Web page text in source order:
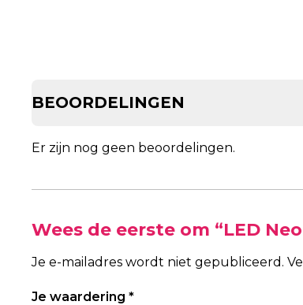
BEOORDELINGEN
Er zijn nog geen beoordelingen.
Wees de eerste om “LED
Je e-mailadres wordt niet gepubliceerd.
Je waardering *